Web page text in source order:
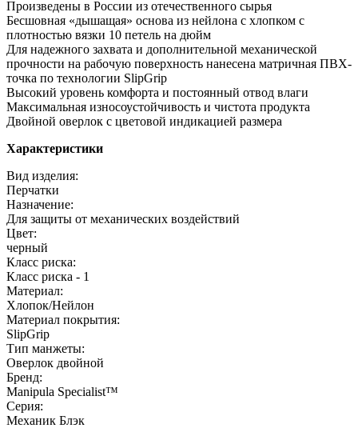
Произведены в России из отечественного сырья
Бесшовная «дышащая» основа из нейлона с хлопком с
плотностью вязки 10 петель на дюйм
Для надежного захвата и дополнительной механической
прочности на рабочую поверхность нанесена матричная ПВХ-
точка по технологии SlipGrip
Высокий уровень комфорта и постоянный отвод влаги
Максимальная износоустойчивость и чистота продукта
Двойной оверлок с цветовой индикацией размера
Характеристики
Вид изделия:
Перчатки
Назначение:
Для защиты от механических воздействий
Цвет:
черный
Класс риска:
Класс риска - 1
Материал:
Хлопок/Нейлон
Материал покрытия:
SlipGrip
Тип манжеты:
Оверлок двойной
Бренд:
Manipula Specialist™
Серия:
Механик Блэк